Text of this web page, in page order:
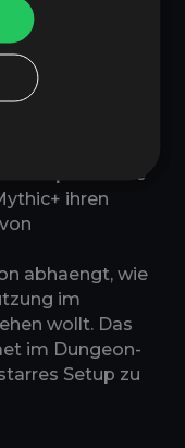
1 dank
und starker
Spiel. Beide
ihren
abhaengt, wie
im
wollt. Das
im Dungeon-
Setup zu